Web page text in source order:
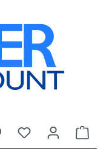
Du hast 0